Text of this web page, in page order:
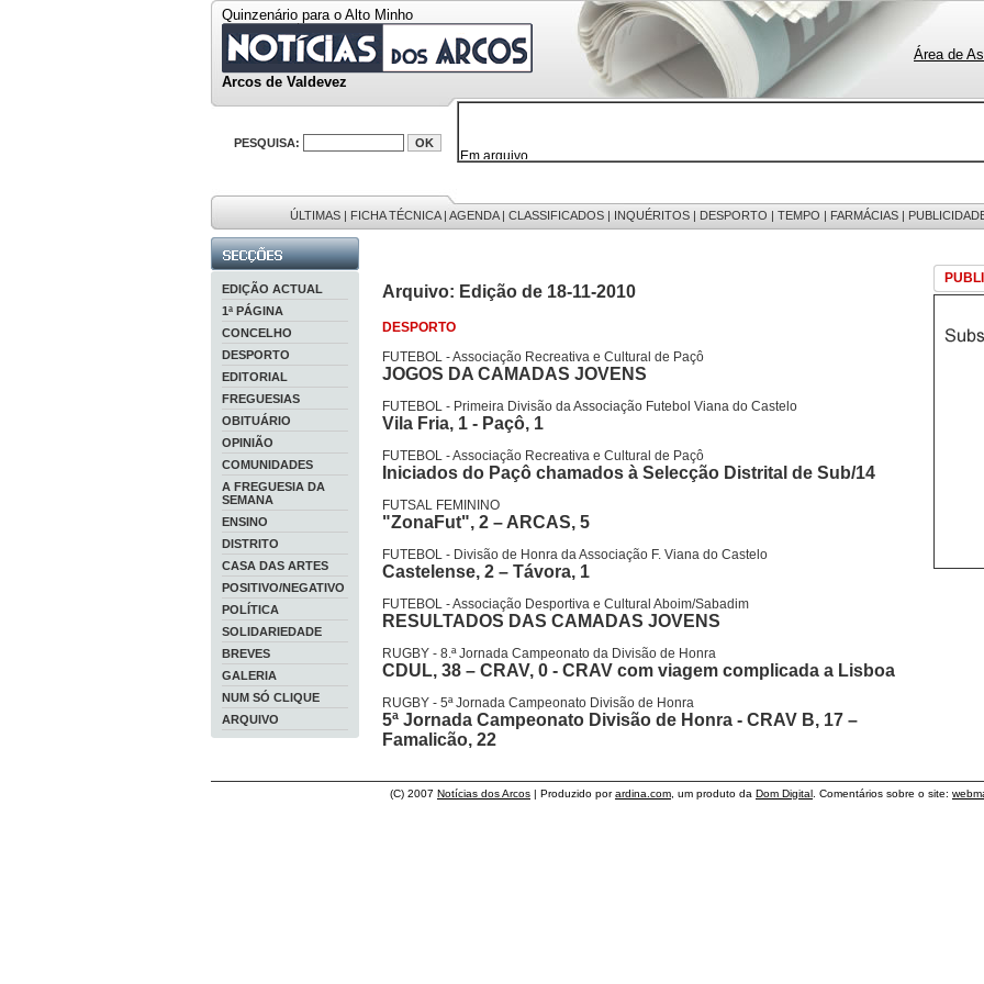
Quinzenário para o Alto Minho
Arcos de Valdevez
Área de
PESQUISA:
Em arquivo
32646 notícias
9886 mensagens
201 registos
ÚLTIMAS | FICHA TÉCNICA| AGENDA| CLASSIFICADOS | INQUÉRITOS | DESPORTO | TEMPO | FARMÁCIAS |
EDIÇÃO ACTUAL
1ª PÁGINA
CONCELHO
DESPORTO
EDITORIAL
FREGUESIAS
OBITUÁRIO
OPINIÃO
COMUNIDADES
A FREGUESIA DA
SEMANA
ENSINO
DISTRITO
CASA DAS ARTES
POSITIVO/NEGATIVO
POLÍTICA
SOLIDARIEDADE
BREVES
GALERIA
NUM SÓ CLIQUE
ARQUIVO
Arquivo: Edição de 18-11-2010
DESPORTO
FUTEBOL - Associação Recreativa e Cultural de Paçô
JOGOS DA CAMADAS JOVENS
FUTEBOL - Primeira Divisão da Associação Futebol Viana do Castelo
Vila Fria, 1 - Paçô, 1
FUTEBOL - Associação Recreativa e Cultural de Paçô
Iniciados do Paçô chamados à Selecção Distrital de Sub/14
FUTSAL FEMININO
"ZonaFut", 2 – ARCAS, 5
FUTEBOL - Divisão de Honra da Associação F. Viana do Castelo
Castelense, 2 – Távora, 1
FUTEBOL - Associação Desportiva e Cultural Aboim/Sabadim
RESULTADOS DAS CAMADAS JOVENS
RUGBY - 8.ª Jornada Campeonato da Divisão de Honra
CDUL, 38 – CRAV, 0 - CRAV com viagem complicada a Lisboa
RUGBY - 5ª Jornada Campeonato Divisão de Honra
5ª Jornada Campeonato Divisão de Honra - CRAV B, 17 –
Famalicão, 22
(C) 2007 Notícias dos Arcos | Produzido porardina.com , um produto da Dom Digital . Comentários sobre o site: